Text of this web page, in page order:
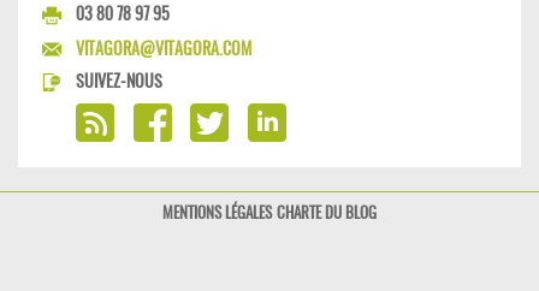
03 80 78 97 95
VITAGORA@VITAGORA.COM
SUIVEZ-NOUS
MENTIONS LÉGALES CHARTE DU BLOG